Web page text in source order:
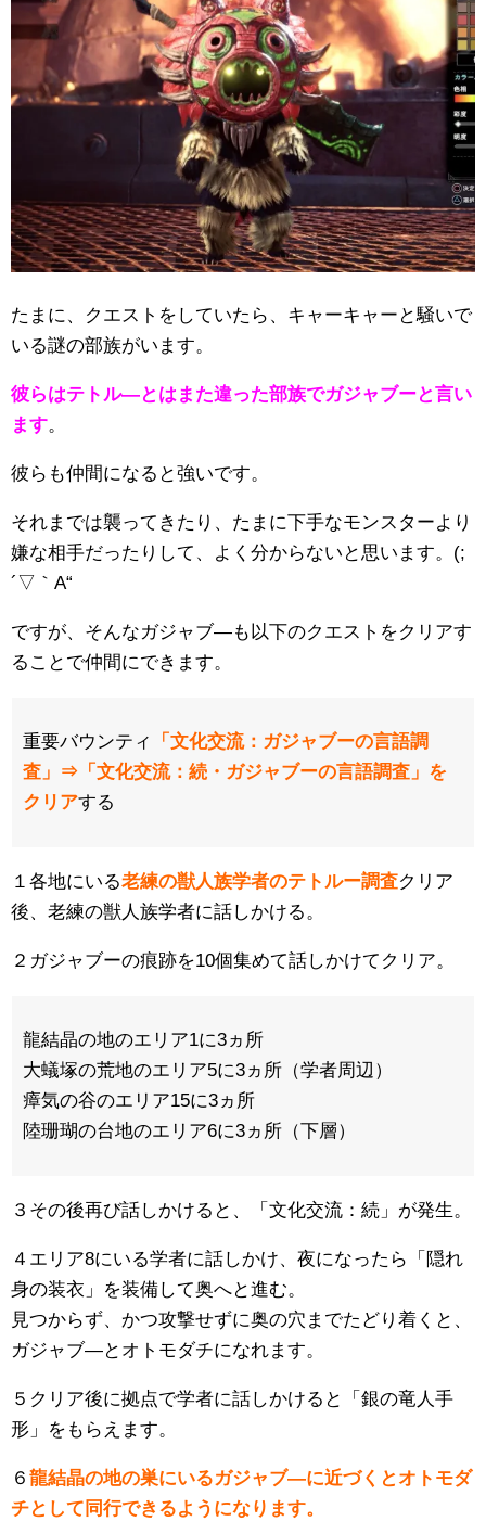
たまに、クエストをしていたら、キャーキャーと騒いで
いる謎の部族がいます。
彼らはテトル―とはまた違った部族でガジャブーと言い
ます。
彼らも仲間になると強いです。
それまでは襲ってきたり、たまに下手なモンスターより
嫌な相手だったりして、よく分からないと思います。(;
´▽｀A“
ですが、そんなガジャブ―も以下のクエストをクリアす
ることで仲間にできます。
重要バウンティ
「文化交流：ガジャブーの言語調
査」⇒「文化交流：続・ガジャブーの言語調査」を
クリアする
１各地にいる老練の獣人族学者のテトルー調査クリア
後、老練の獣人族学者に話しかける。
２ガジャブーの痕跡を10個集めて話しかけてクリア。
龍結晶の地のエリア1に3ヵ所
大蟻塚の荒地のエリア5に3ヵ所（学者周辺）
瘴気の谷のエリア15に3ヵ所
陸珊瑚の台地のエリア6に3ヵ所（下層）
３その後再び話しかけると、「文化交流：続」が発生。
４エリア8にいる学者に話しかけ、夜になったら「隠れ
身の装衣」を装備して奥へと進む。
見つからず、かつ攻撃せずに奥の穴までたどり着くと、
ガジャブ―とオトモダチになれます。
５クリア後に拠点で学者に話しかけると「銀の竜人手
形」をもらえます。
６ 龍結晶の地の巣にいるガジャブ―に近づくとオトモダ
チとして同行できるようになります。